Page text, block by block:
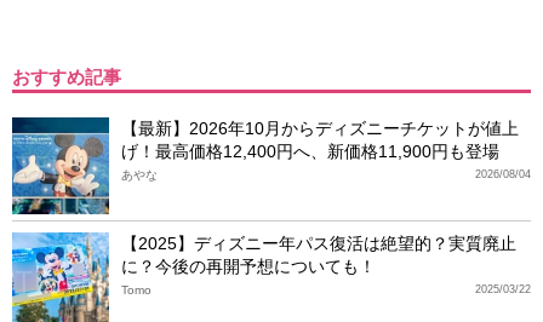
おすすめ記事
【最新】2026年10月からディズニーチケットが値上
げ！最高価格12,400円へ、新価格11,900円も登場
2026/08/04
あやな
【2025】ディズニー年パス復活は絶望的？実質廃止
に？今後の再開予想についても！
2025/03/22
Tomo